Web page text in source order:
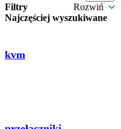
Filtry
Rozwiń
Najczęściej wyszukiwane
kvm